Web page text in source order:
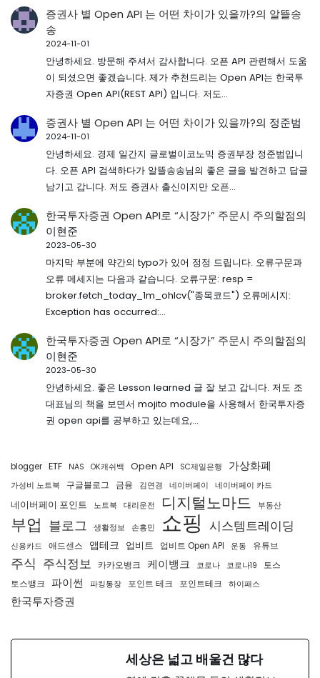
증권사 별 Open API 는 어떤 차이가 있을까?의 알뜰송
송
2024-11-01
안녕하세요. 방문해 주셔서 감사합니다. 오픈 API 관련해서 도움
이 되셨으면 좋겠습니다. 제가 추천드리는 Open API는 한국투
자증권 Open API(REST API) 입니다. 저도…
증권사 별 Open API 는 어떤 차이가 있을까?의 정준범
2024-11-01
안녕하세요. 경제 일간지 글로벌이코노믹 증권부장 정준범입니
다. 오픈 API 검색하다가 알뜰송송님의 좋은 글을 발견하고 답글
남기고 갑니다. 저도 증권사 출신이지만 오픈…
한국투자증권 Open API로 “시장가” 주문시 주의할점의
이현준
2023-05-30
마지막 부분에 약간의 typo가 있어 정정 드립니다. 오류구문과
오류 메세지는 다음과 같습니다. 오류구문: resp =
broker.fetch_today_1m_ohlcv("종목코드") 오류메시지:
Exception has occurred:…
한국투자증권 Open API로 “시장가” 주문시 주의할점의
이현준
2023-05-30
안녕하세요. 좋은 Lesson learned 글 잘 보고 갑니다. 저도 조
대표님의 책을 보면서 mojito module을 사용해서 한국투자증
권 open api를 공부하고 있는데요,…
blogger ETF NAS OK캐쉬백 Open API SC제일은행 가상화폐
가성비 노트북 구글블로그 금융 김연경 네이버페이 네이버페이 카드
네이버페이 포인트 노트북 대리운전 디지털노마드 부동산
부업 블로그 생활정보 손흥민 쇼핑 시스템트레이딩
신용카드 애드센스 앱테크 업비트 업비트 Open API 운동 유튜브
주식 주식정보 카카오뱅크 케이뱅크 코로나 코로나19
토스
토스뱅크
파이썬 파킹통장 포인트 테크 포인트테크 하이패스
한국투자증권
세상은 넓고 배울건 많다